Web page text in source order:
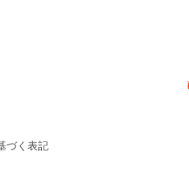
づく表記